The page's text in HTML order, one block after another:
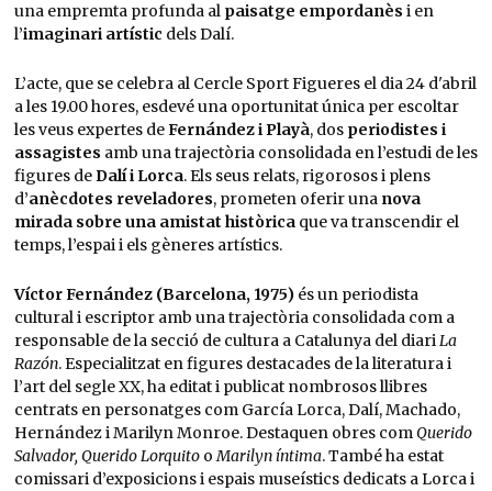
una empremta profunda al paisatge empordanès i en
l’imaginari artístic dels Dalí.
L’acte, que se celebra al Cercle Sport Figueres el dia 24 d'abril
a les 19.00 hores, esdevé una oportunitat única per escoltar
les veus expertes deFernández i Playà, dos periodistes i
assagistes amb una trajectòria consolidada en l’estudi de les
figures deDalí i Lorca. Els seus relats, rigorosos i plens
d’anècdotes reveladores, prometen oferir una nova
mirada sobre una amistat històricaque va transcendir el
temps, l’espai i els gèneres artístics.
Víctor Fernández (Barcelona, 1975)és un periodista
cultural i escriptor amb una trajectòria consolidada com a
responsable de la secció de cultura a Catalunya del diariLa
Razón. Especialitzat en figures destacades de la literatura i
l’art del segle XX, ha editat i publicat nombrosos llibres
centrats en personatges com García Lorca, Dalí, Machado,
Hernández i Marilyn Monroe. Destaquen obres comQuerido
Salvador, Querido LorquitooMarilyn íntima. També ha estat
comissari d’exposicions i espais museístics dedicats a Lorca i